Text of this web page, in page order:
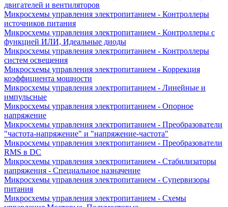
двигателей и вентиляторов
Микросхемы управления электропитанием - Контроллеры
источников питания
Микросхемы управления электропитанием - Контроллеры с
функцией ИЛИ, Идеальные диоды
Микросхемы управления электропитанием - Контроллеры
систем освещения
Микросхемы управления электропитанием - Коррекция
коэффициента мощности
Микросхемы управления электропитанием - Линейные и
импульсные
Микросхемы управления электропитанием - Опорное
напряжение
Микросхемы управления электропитанием - Преобразователи
"частота-напряжение" и "напряжение-частота"
Микросхемы управления электропитанием - Преобразователи
RMS в DC
Микросхемы управления электропитанием - Стабилизаторы
напряжения - Специальное назначение
Микросхемы управления электропитанием - Супервизоры
питания
Микросхемы управления электропитанием - Схемы